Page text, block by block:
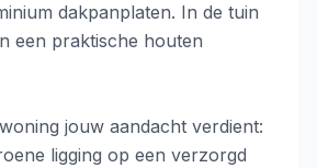
dakpanplaten. In de tuin
een praktische houten
jouw aandacht verdient:
ligging op een verzorgd